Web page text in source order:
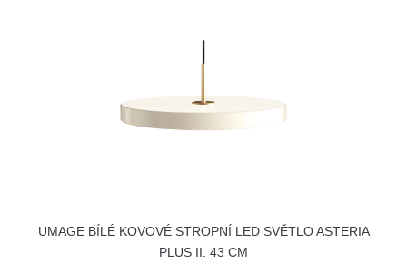
UMAGE BÍLÉ KOVOVÉ STROPNÍ LED SVĚTLO ASTERIA
PLUS II. 43 CM